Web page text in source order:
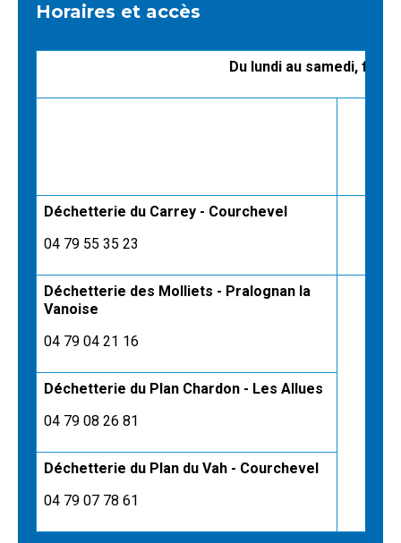
Horaires et accès
Du lundi au samedi,
Déchetterie du Carrey - Courchevel
04 79 55 35 23
Déchetterie des Molliets - Pralognan la
Vanoise
04 79 04 21 16
Déchetterie du Plan Chardon - Les Allues
04 79 08 26 81
Déchetterie du Plan du Vah - Courchevel
04 79 07 78 61